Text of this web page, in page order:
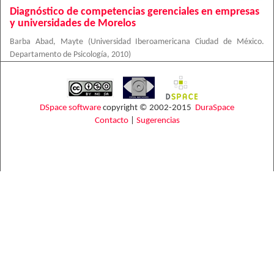
Diagnóstico de competencias gerenciales en empresas
y universidades de Morelos
Barba Abad, Mayte (Universidad Iberoamericana Ciudad de México.
Departamento de Psicología, 2010)
DSpace software copyright © 2002-2015 DuraSpace
Contacto| Sugerencias